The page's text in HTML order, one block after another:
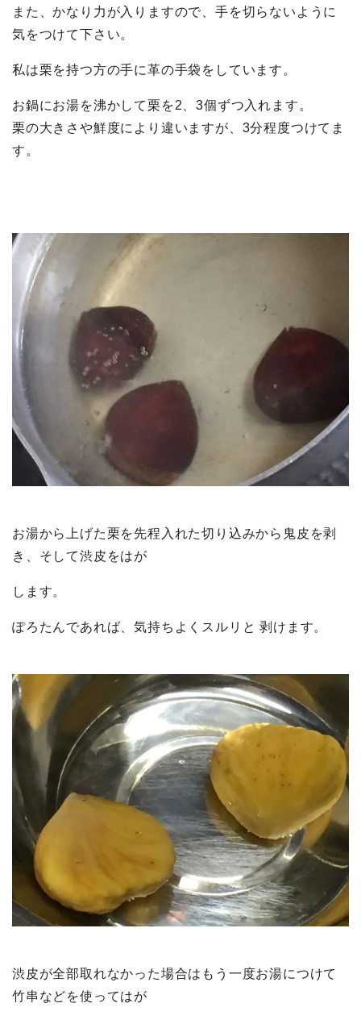
また、かなり力が入りますので、手を切らないように
気をつけて下さい。
私は栗を持つ方の手に革の手袋をしています。
お鍋にお湯を沸かして栗を2、3個ずつ入れます。
栗の大きさや鮮度により違いますが、3分程度つけてま
す。
お湯から上げた栗を先程入れた切り込みから鬼皮を剥
き、そして渋皮をはが
します。
ぽろたんであれば、気持ちよくスルリと 剥けます。
渋皮が全部取れなかった場合はもう一度お湯につけて
竹串などを使ってはが